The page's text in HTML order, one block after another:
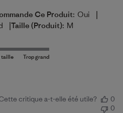
Ce Produit: Oui |
|Taille (produit): M
critique a-t-elle été utile?
0
0